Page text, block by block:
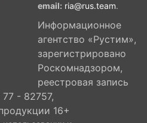
email: ria@rus.team.
Информационное
агентство «Рустим»,
зарегистрировано
Роскомнадзором,
реестровая запись
- 82757,
16+